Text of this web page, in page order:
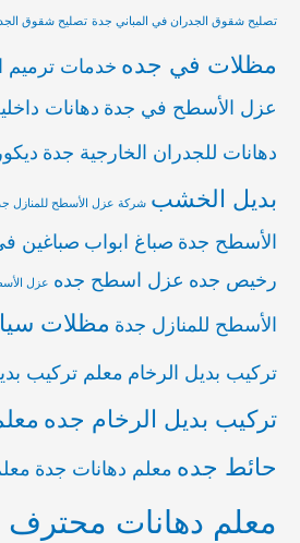
تصليح شقوق الجدران في المباني جدة تصليح شقوق
مظلات في جده خدمات ترميم
عزل الأسطح في جدة دهانات
دهانات للجدران الخارجية جدة
بديل الخشب شركة عزل الأسطح للمنازل
الأسطح جدة صباغ ابواب صباغين
رخيص جده عزل اسطح جده عزل
الأسطح للمنازل جدة مظلات
تركيب بديل الرخام معلم تركيب
تركيب بديل الرخام جده
حائط جده معلم دهانات جدة
معلم دهانات محترف